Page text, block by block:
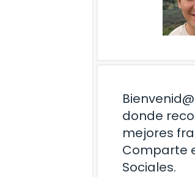
donde
mejores
Comparte
Sociales.